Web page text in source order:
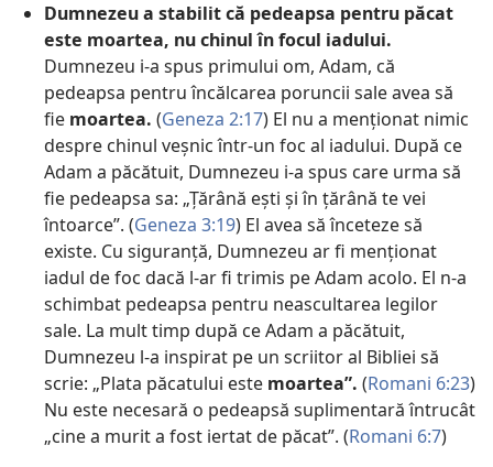
Dumnezeu a stabilit că pedeapsa pentru păcat
este moartea, nu chinul în focul iadului.
Dumnezeu i-a spus primului om, Adam, că
pedeapsa pentru încălcarea poruncii sale avea să
fie moartea. (Geneza 2:17) El nu a menționat nimic
despre chinul veșnic într-un foc al iadului. După ce
Adam a păcătuit, Dumnezeu i-a spus care urma să
fie pedeapsa sa: „Țărână ești și în țărână te vei
întoarce”. (Geneza 3:19) El avea să înceteze să
existe. Cu siguranță, Dumnezeu ar fi menționat
iadul de foc dacă l-ar fi trimis pe Adam acolo. El n-a
schimbat pedeapsa pentru neascultarea legilor
sale. La mult timp după ce Adam a păcătuit,
Dumnezeu l-a inspirat pe un scriitor al Bibliei să
scrie: „Plata păcatului este moartea”. (Romani 6:23)
Nu este necesară o pedeapsă suplimentară întrucât
„cine a murit a fost iertat de păcat”. (Romani 6:7)